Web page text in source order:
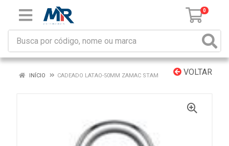
0
VOLTAR
INÍCIO CADEADO LATAO-50MM ZAMAC STAM